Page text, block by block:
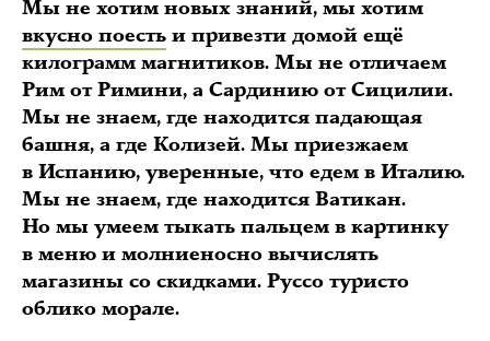
Мы не хотим новых знаний, мы хотим
вкусно поесть и привезти домой ещё
килограмм магнитиков. Мы не отличаем
Рим от Римини, а Сардинию от Сицилии.
Мы не знаем, где находится падающая
башня, а где Колизей. Мы приезжаем
в Испанию, уверенные, что едем в Италию.
Мы не знаем, где находится Ватикан.
Но мы умеем тыкать пальцем в картинку
в меню и молниеносно вычислять
магазины со скидками. Руссо туристо
облико морале.